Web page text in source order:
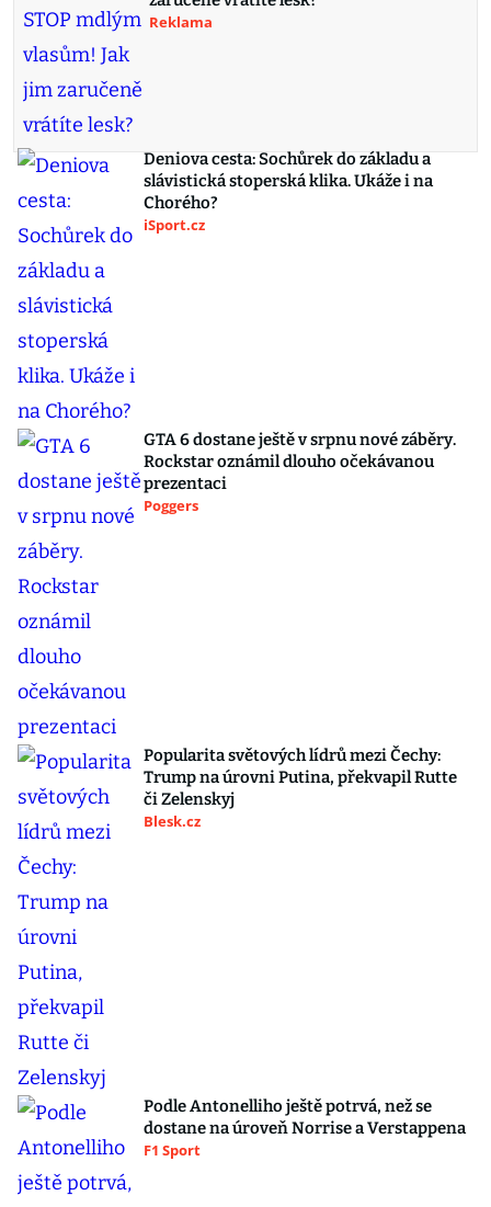
Reklama
Deniova cesta: Sochůrek do základu a
slávistická stoperská klika. Ukáže i na
Chorého?
iSport.cz
GTA 6 dostane ještě v srpnu nové záběry.
Rockstar oznámil dlouho očekávanou
prezentaci
Poggers
Popularita světových lídrů mezi Čechy:
Trump na úrovni Putina, překvapil Rutte
či Zelenskyj
Blesk.cz
Podle Antonelliho ještě potrvá, než se
dostane na úroveň Norrise a Verstappena
F1 Sport